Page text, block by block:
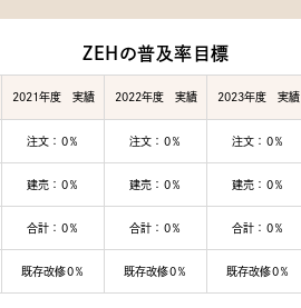
ZEHの普及率目標
2021年度 実績 2022年度 実績 2023年度 実績
注文：0％ 注文：0％ 注文：0％
建売：0％ 建売：0％ 建売：0％
合計：0％ 合計：0％ 合計：0％
既存改修0％ 既存改修0％ 既存改修0％